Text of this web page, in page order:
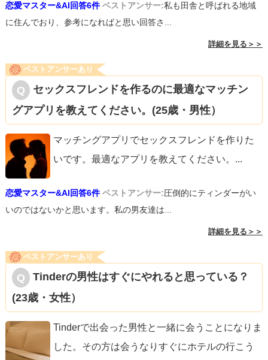
恋愛マスター&AI回答6件 ベストアンサー:私も田舎と呼ばれる地域
に住んでおり、参考になればと思い回答さ...
詳細を見る＞＞
ベストアンサーあり
セックスフレンドを作るのに最適なマッチン
グアプリを教えてください。(25歳・男性）
マッチングアプリでセックスフレンドを作りた
いです。最適なアプリを教えてください。 ...
恋愛マスター&AI回答6件 ベストアンサー:圧倒的にティンダーがい
いのではないかと思います。私の男友達は...
詳細を見る＞＞
ベストアンサーあり
Tinderの男性はすぐにやれると思っている？
(23歳・女性）
Tinderで出会った男性と一緒に会うことになりま
した。その方は会うなりすぐにホテルの行こう